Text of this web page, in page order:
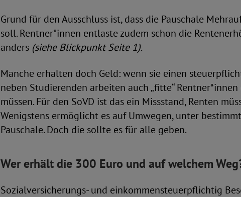
Grund für den Ausschluss ist, dass die Pauschale
soll. Rentner*innen entlaste zudem schon die
anders (siehe Blickpunkt Seite 1).
Manche erhalten doch Geld: wenn sie einen
neben Studierenden arbeiten auch „fitte“
müssen. Für den SoVD ist das ein Missstand, Renten
Wenigstens ermöglicht es auf Umwegen, unter
Pauschale. Doch die sollte es für alle geben.
Wer erhält die 300 Euro und auf welchem
Sozialversicherungs- und einkommensteuerpflichtig